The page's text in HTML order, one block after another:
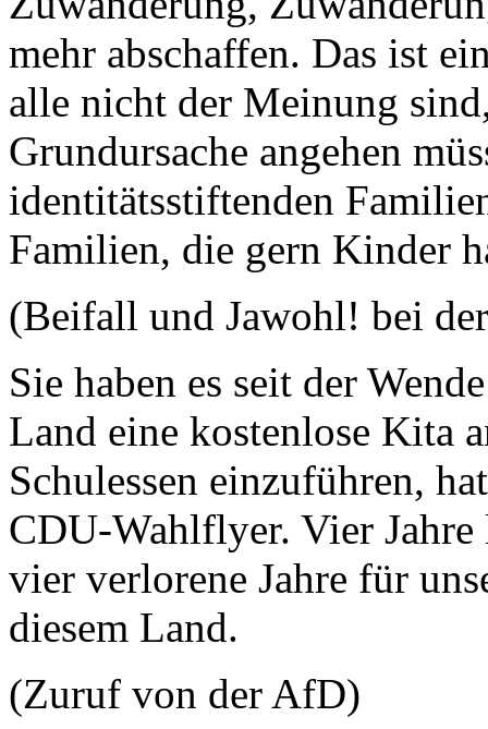
mehr abschaffen. Das ist
alle nicht der Meinung
Grundursache angehen
identitätsstiftenden
Familien, die gern Kinder
(Beifall und Jawohl! bei
Sie haben es seit der
Land eine kostenlose Kita
Schulessen einzuführen,
CDU-Wahlflyer. Vier
vier verlorene Jahre für
diesem Land.
(Zuruf von der AfD)